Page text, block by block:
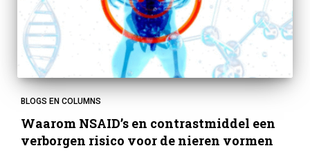
BLOGS EN COLUMNS
Waarom NSAID’s en contrastmiddel een
verborgen risico voor de nieren vormen